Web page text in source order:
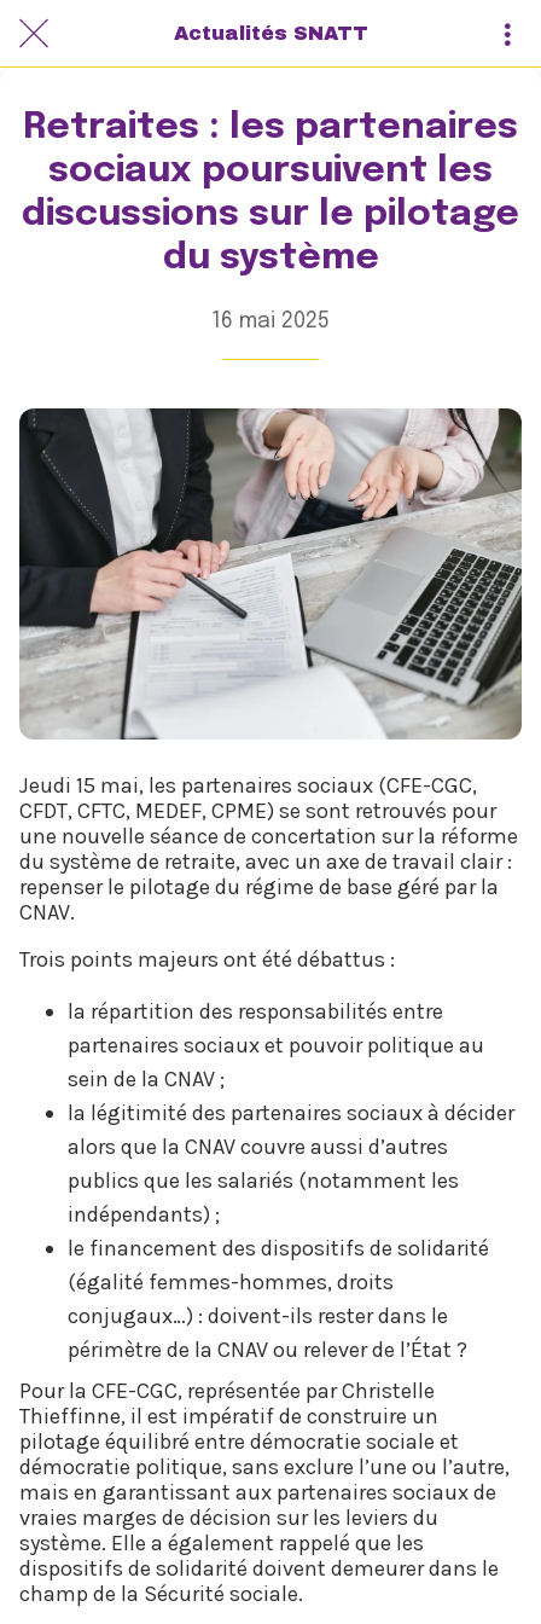
Actualités SNATT
Retraites : les partenaires
sociaux poursuivent les
discussions sur le pilotage
du système
16 mai 2025
Jeudi 15 mai, les partenaires sociaux (CFE-CGC,
CFDT, CFTC, MEDEF, CPME) se sont retrouvés pour
une nouvelle séance de concertation sur la réforme
du système de retraite, avec un axe de travail clair :
repenser le pilotage du régime de base géré par la
CNAV.
Trois points majeurs ont été débattus :
la répartition des responsabilités entre
partenaires sociaux et pouvoir politique au
sein de la CNAV ;
la légitimité des partenaires sociaux à décider
alors que la CNAV couvre aussi d’autres
publics que les salariés (notamment les
indépendants) ;
le financement des dispositifs de solidarité
(égalité femmes-hommes, droits
conjugaux…) : doivent-ils rester dans le
périmètre de la CNAV ou relever de l’État ?
Pour la CFE-CGC, représentée par Christelle
Thieffinne, il est impératif de construire un
pilotage équilibré entre démocratie sociale et
démocratie politique, sans exclure l’une ou l’autre,
mais en garantissant aux partenaires sociaux de
vraies marges de décision sur les leviers du
système. Elle a également rappelé que les
dispositifs de solidarité doivent demeurer dans le
champ de la Sécurité sociale.